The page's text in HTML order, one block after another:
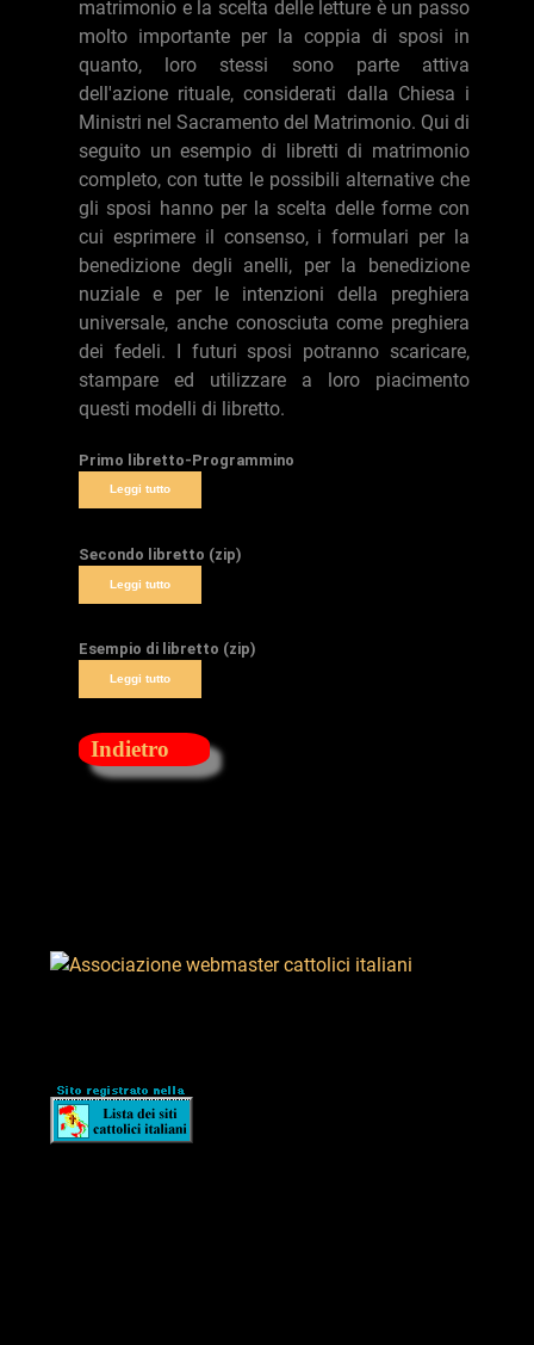
matrimonio e la scelta delle letture è un passo
molto importante per la coppia di sposi in
quanto, loro stessi sono parte attiva
dell'azione rituale, considerati dalla Chiesa i
Ministri nel Sacramento del Matrimonio. Qui di
seguito un esempio di libretti di matrimonio
completo, con tutte le possibili alternative che
gli sposi hanno per la scelta delle forme con
cui esprimere il consenso, i formulari per la
benedizione degli anelli, per la benedizione
nuziale e per le intenzioni della preghiera
universale, anche conosciuta come preghiera
dei fedeli. I futuri sposi potranno scaricare,
stampare ed utilizzare a loro piacimento
questi modelli di libretto.
Primo libretto-Programmino
Leggi tutto
Secondo libretto (zip)
Leggi tutto
Esempio di libretto (zip)
Leggi tutto
Indietro